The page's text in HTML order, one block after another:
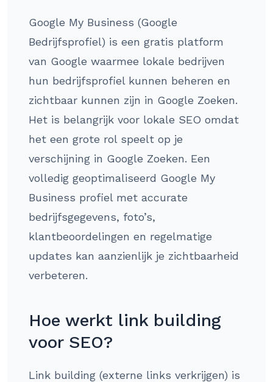
Google My Business (Google
Bedrijfsprofiel) is een gratis platform
van Google waarmee lokale bedrijven
hun bedrijfsprofiel kunnen beheren en
zichtbaar kunnen zijn in Google Zoeken.
Het is belangrijk voor lokale SEO omdat
het een grote rol speelt op je
verschijning in Google Zoeken. Een
volledig geoptimaliseerd Google My
Business profiel met accurate
bedrijfsgegevens, foto’s,
klantbeoordelingen en regelmatige
updates kan aanzienlijk je zichtbaarheid
verbeteren.
Hoe werkt link building
voor SEO?
Link building (externe links verkrijgen) is